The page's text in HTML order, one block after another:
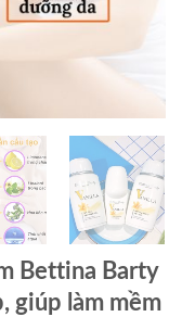
Bettina Barty
giúp làm mềm